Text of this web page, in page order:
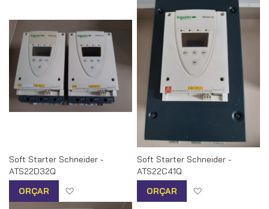
Soft Starter Schneider -
ATS22D32Q
ORÇAR
Adicionar à lista de desejos
Soft Starter Schneider -
ATS22C41Q
ORÇAR